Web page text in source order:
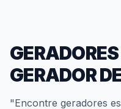
GERADOR
"Encontre geradores